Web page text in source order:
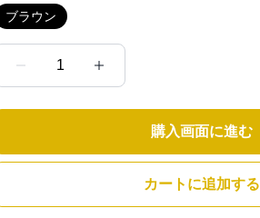
ブラウン
1
購入画面に進む
カートに追加する